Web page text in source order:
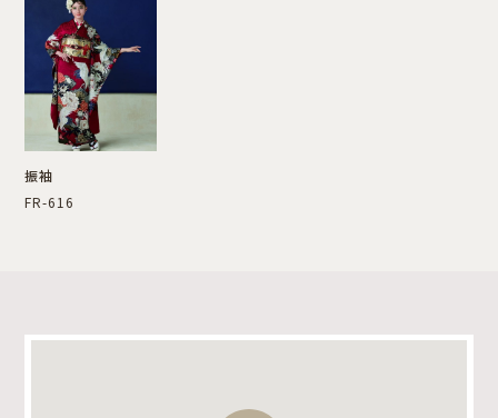
振袖
FR-616